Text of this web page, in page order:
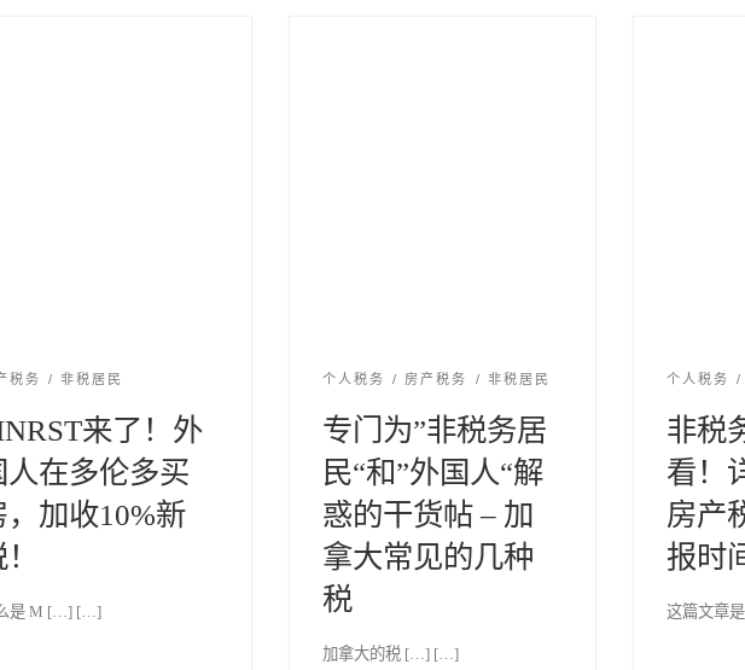
税务 非税居民
来了！外
人在多伦多买
，加收10%新
是 M […] […]
个人税务 房产税务 非税居民
专门为”非税务居
民“和”外国人“解
惑的干货帖 – 加
拿大常见的几种
税
加拿大的税 […] […]
个人税务
非税
看！
房产
报时
这篇文章